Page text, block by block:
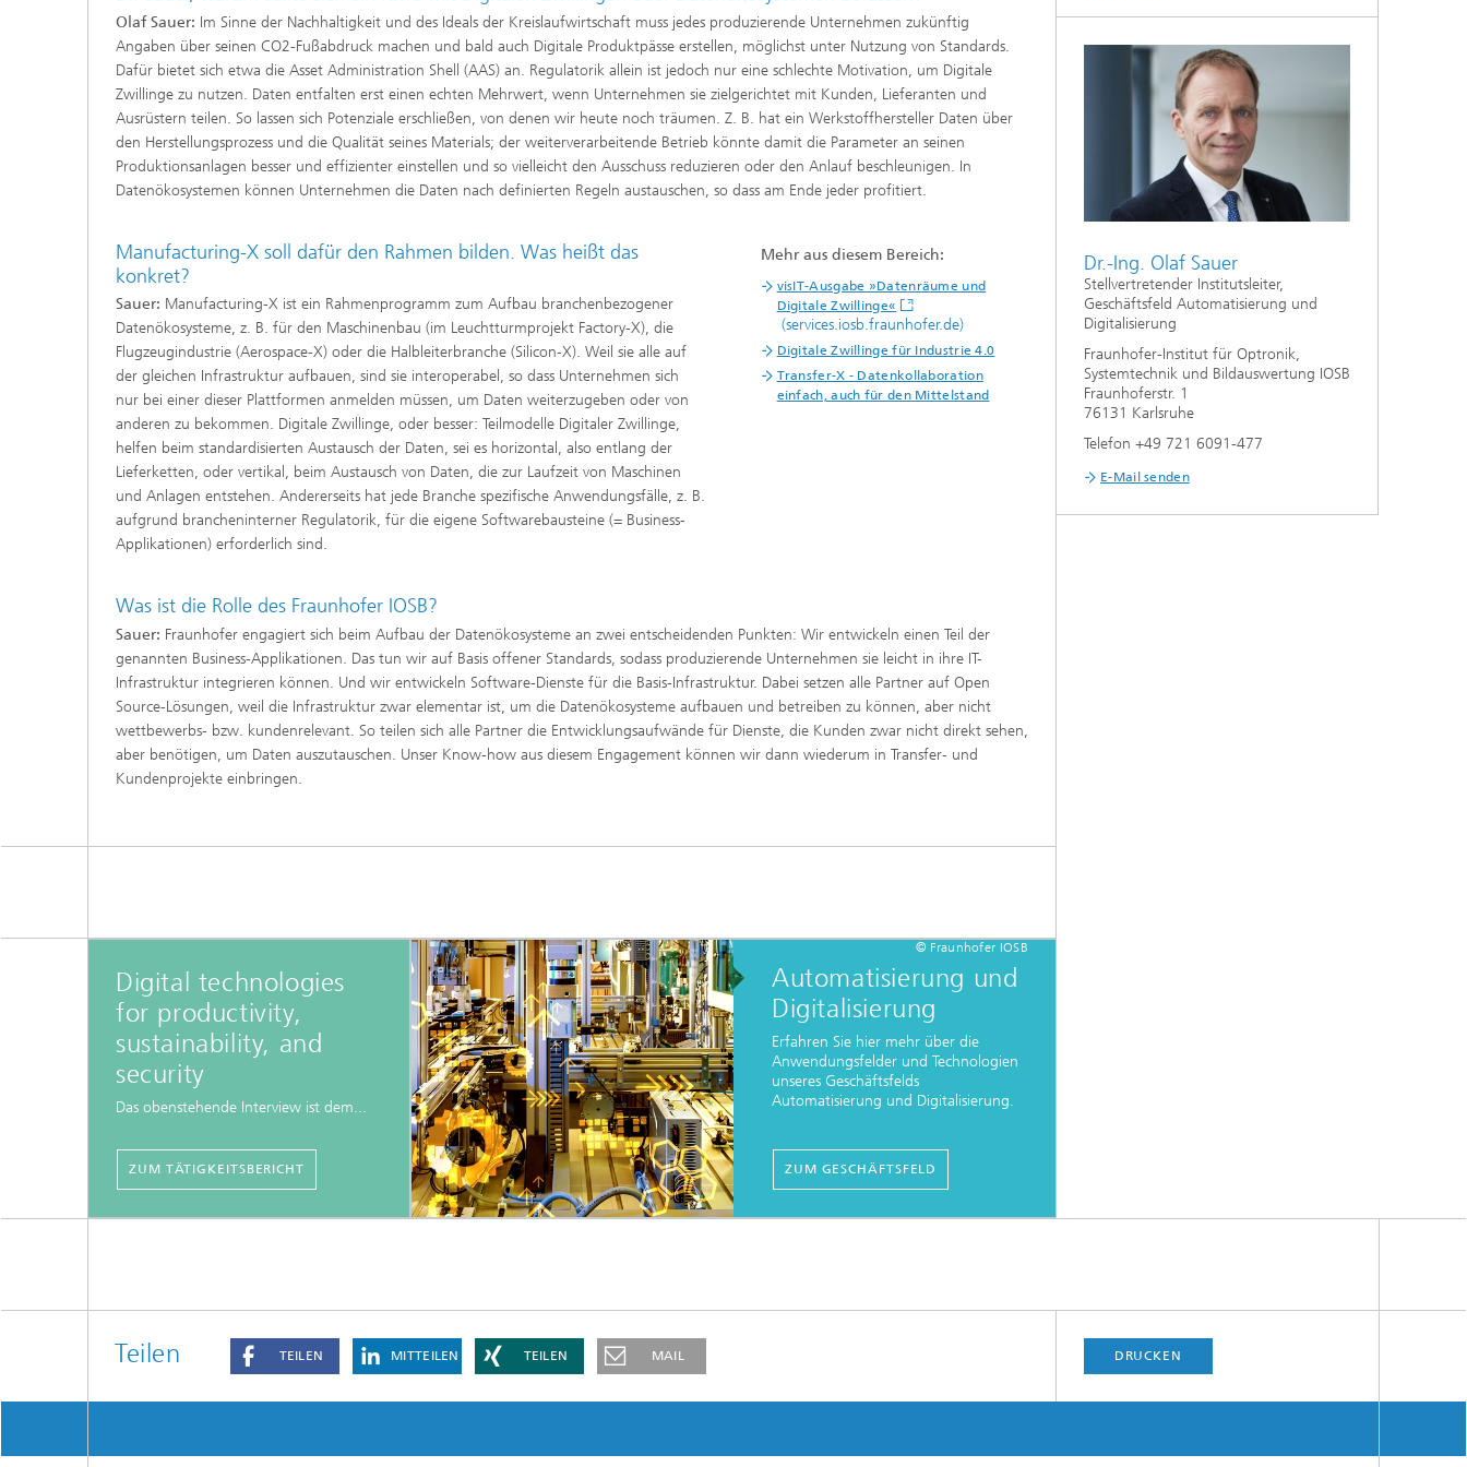
Olaf Sauer: Im Sinne der Nachhaltigkeit und des Ideals der Kreislaufwirtschaft muss jedes produzierende Unternehmen zukünftig
Angaben über seinen CO2-Fußabdruck machen und bald auch Digitale Produktpässe erstellen, möglichst unter Nutzung von Standards.
Dafür bietet sich etwa die Asset Administration Shell (AAS) an. Regulatorik allein ist jedoch nur eine schlechte Motivation, um Digitale
Zwillinge zu nutzen. Daten entfalten erst einen echten Mehrwert, wenn Unternehmen sie zielgerichtet mit Kunden, Lieferanten und
Ausrüstern teilen. So lassen sich Potenziale erschließen, von denen wir heute noch träumen. Z. B. hat ein Werkstoffhersteller Daten über
den Herstellungsprozess und die Qualität seines Materials; der weiterverarbeitende Betrieb könnte damit die Parameter an seinen
Produktionsanlagen besser und effizienter einstellen und so vielleicht den Ausschuss reduzieren oder den Anlauf beschleunigen. In
Datenökosystemen können Unternehmen die Daten nach definierten Regeln austauschen, so dass am Ende jeder profitiert.
Manufacturing-X soll dafür den Rahmen bilden. Was heißt das
konkret?
Sauer: Manufacturing-X ist ein Rahmenprogramm zum Aufbau branchenbezogener
Datenökosysteme, z. B. für den Maschinenbau (im Leuchtturmprojekt Factory-X), die
Flugzeugindustrie (Aerospace-X) oder die Halbleiterbranche (Silicon-X). Weil sie alle auf
der gleichen Infrastruktur aufbauen, sind sie interoperabel, so dass Unternehmen sich
nur bei einer dieser Plattformen anmelden müssen, um Daten weiterzugeben oder von
anderen zu bekommen. Digitale Zwillinge, oder besser: Teilmodelle Digitaler Zwillinge,
helfen beim standardisierten Austausch der Daten, sei es horizontal, also entlang der
Lieferketten, oder vertikal, beim Austausch von Daten, die zur Laufzeit von Maschinen
und Anlagen entstehen. Andererseits hat jede Branche spezifische Anwendungsfälle, z. B.
aufgrund brancheninterner Regulatorik, für die eigene Softwarebausteine (= Business-
Applikationen) erforderlich sind.
Mehr aus diesem Bereich:
visIT-Ausgabe »Datenräume und
Digitale Zwillinge«
(services.iosb.fraunhofer.de)
Digitale Zwillinge für Industrie 4.0
Transfer-X - Datenkollaboration
einfach, auch für den Mittelstand
Was ist die Rolle des Fraunhofer IOSB?
Sauer: Fraunhofer engagiert sich beim Aufbau der Datenökosysteme an zwei entscheidenden Punkten: Wir entwickeln einen Teil der
genannten Business-Applikationen. Das tun wir auf Basis offener Standards, sodass produzierende Unternehmen sie leicht in ihre IT-
Infrastruktur integrieren können. Und wir entwickeln Software-Dienste für die Basis-Infrastruktur. Dabei setzen alle Partner auf Open
Source-Lösungen, weil die Infrastruktur zwar elementar ist, um die Datenökosysteme aufbauen und betreiben zu können, aber nicht
wettbewerbs- bzw. kundenrelevant. So teilen sich alle Partner die Entwicklungsaufwände für Dienste, die Kunden zwar nicht direkt sehen,
aber benötigen, um Daten auszutauschen. Unser Know-how aus diesem Engagement können wir dann wiederum in Transfer- und
Kundenprojekte einbringen.
Digital technologies
for productivity,
sustainability, and
security
Das obenstehende Interview ist dem...
ZUM TÄTIGKEITSBERICHT
© Fraunhofer IOSB
Automatisierung und
Digitalisierung
Erfahren Sie hier mehr über die
Anwendungsfelder und Technologien
unseres Geschäftsfelds
Automatisierung und Digitalisierung.
ZUM GESCHÄFTSFELD
Dr.-Ing. Olaf Sauer
Stellvertretender Institutsleiter,
Geschäftsfeld Automatisierung und
Digitalisierung
Fraunhofer-Institut für Optronik,
Systemtechnik und Bildauswertung IOSB
Fraunhoferstr. 1
76131 Karlsruhe
Telefon +49 721 6091-477
E-Mail senden
Teilen TEILEN MITTEILEN TEILEN MAIL DRUCKEN